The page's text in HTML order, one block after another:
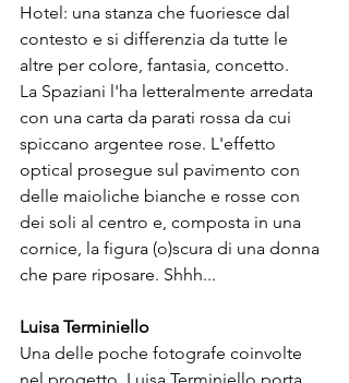
Hotel: una stanza che fuoriesce dal
contesto e si differenzia da tutte le
altre per colore, fantasia, concetto.
La Spaziani l'ha letteralmente arredata
con una carta da parati rossa da cui
spiccano argentee rose. L'effetto
optical prosegue sul pavimento con
delle maioliche bianche e rosse con
dei soli al centro e, composta in una
cornice, la figura (o)scura di una donna
che pare riposare. Shhh...
Luisa Terminiello
Una delle poche fotografe coinvolte